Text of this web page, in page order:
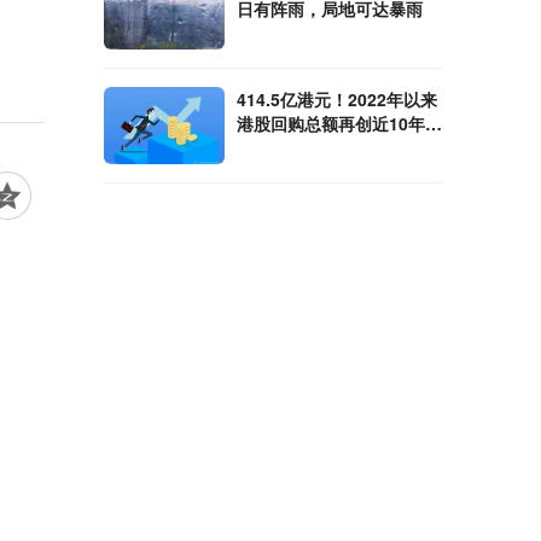
日有阵雨，局地可达暴雨
414.5亿港元！2022年以来
港股回购总额再创近10年新